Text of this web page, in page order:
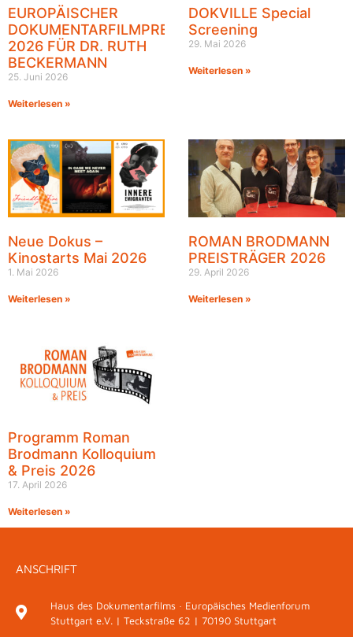
EUROPÄISCHER
DOKUMENTARFILMPREIS
2026 FÜR DR. RUTH
BECKERMANN
25. Juni 2026
Weiterlesen »
DOKVILLE Special
Screening
29. Mai 2026
Weiterlesen »
Neue Dokus –
Kinostarts Mai 2026
1. Mai 2026
Weiterlesen »
ROMAN BRODMANN
PREISTRÄGER 2026
29. April 2026
Weiterlesen »
Programm Roman
Brodmann Kolloquium
& Preis 2026
17. April 2026
Weiterlesen »
ANSCHRIFT
Haus des Dokumentarfilms · Europäisches Medienforum
Stuttgart e.V. | Teckstraße 62 | 70190 Stuttgart